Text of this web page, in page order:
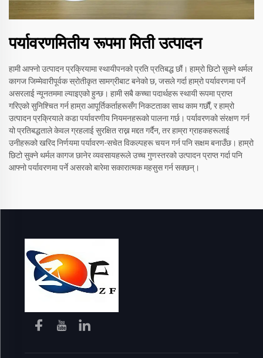
पर्यावरणमितीय रूपमा मिती उत्पादन
हामी आफ्नो उत्पादन प्रक्रियामा स्थायीपनको प्रति प्रतिबद्ध छौं। हाम्रो छिटो सुक्ने थर्मल
कागज जिम्मेवारीपूर्वक स्रोतीकृत सामग्रीबाट बनेको छ, जसले गर्दा हाम्रो पर्यावरणमा पर्ने
असरलाई न्यूनतममा ल्याइएको हुन्छ। हामी सबै कच्चा पदार्थहरू स्थायी रूपमा प्राप्त
गरिएको सुनिश्चित गर्न हाम्रा आपूर्तिकर्ताहरूसँग निकटताका साथ काम गर्छौं, र हाम्रो
उत्पादन प्रक्रियाले कडा पर्यावरणीय नियमनहरूको पालना गर्छ। पर्यावरणको संरक्षण गर्न
यो प्रतिबद्धताले केवल ग्रहलाई सुरक्षित राख्न मद्दत गर्दैन, तर हाम्रा ग्राहकहरूलाई
उनीहरूको खरिद निर्णयमा पर्यावरण-सचेत विकल्पहरू चयन गर्न पनि सक्षम बनाउँछ। हाम्रो
छिटो सुक्ने थर्मल कागज छानेर व्यवसायहरूले उच्च गुणस्तरको उत्पादन प्राप्त गर्दा पनि
आफ्नो पर्यावरणमा पर्ने असरको बारेमा सकारात्मक महसुस गर्न सक्छन्।